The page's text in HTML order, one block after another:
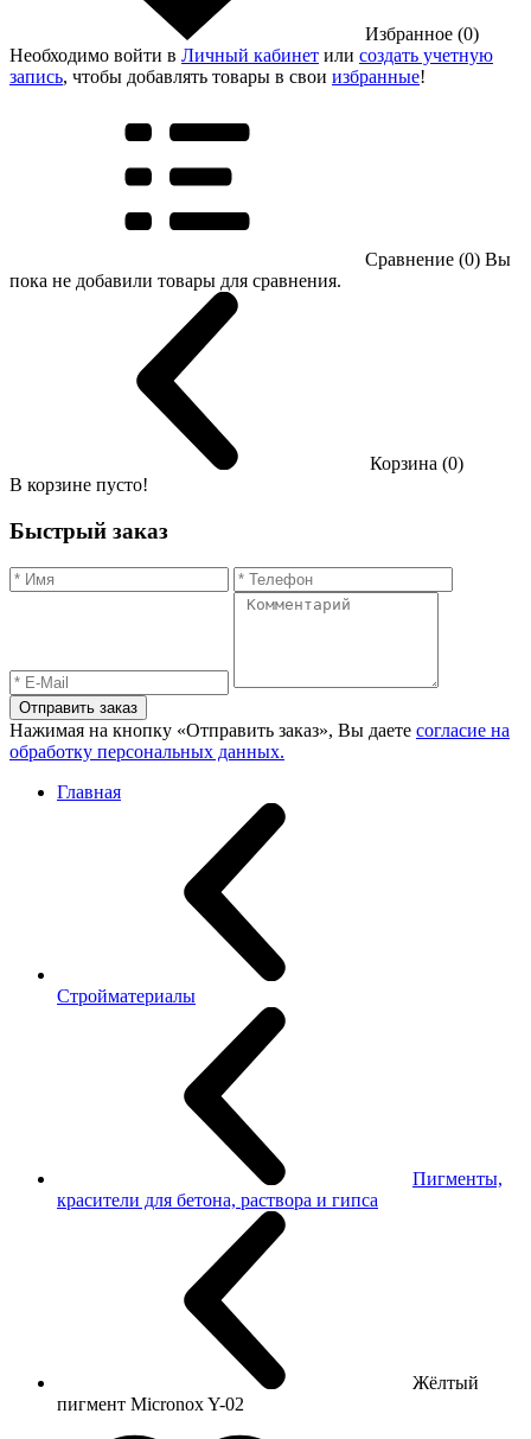
Избранное (0)
Необходимо войти в Личный кабинет или создать учетную
запись, чтобы добавлять товары в свои избранные!
Сравнение (0) Вы
пока не добавили товары для сравнения.
Корзина (0)
В корзине пусто!
Быстрый заказ
Отправить заказ
Нажимая на кнопку «Отправить заказ», Вы даете согласие на
обработку персональных данных.
Главная
Стройматериалы
Пигменты,
красители для бетона, раствора и гипса
Жёлтый
пигмент Micronox Y-02